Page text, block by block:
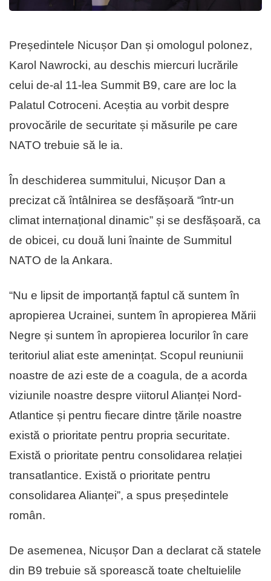
Președintele Nicușor Dan și omologul polonez,
Karol Nawrocki, au deschis miercuri lucrările
celui de-al 11-lea Summit B9, care are loc la
Palatul Cotroceni. Aceștia au vorbit despre
provocările de securitate și măsurile pe care
NATO trebuie să le ia.
În deschiderea summitului, Nicușor Dan a
precizat că întâlnirea se desfășoară “într-un
climat internațional dinamic” și se desfășoară, ca
de obicei, cu două luni înainte de Summitul
NATO de la Ankara.
“Nu e lipsit de importanță faptul că suntem în
apropierea Ucrainei, suntem în apropierea Mării
Negre și suntem în apropierea locurilor în care
teritoriul aliat este amenințat. Scopul reuniunii
noastre de azi este de a coagula, de a acorda
viziunile noastre despre viitorul Alianței Nord-
Atlantice și pentru fiecare dintre țările noastre
există o prioritate pentru propria securitate.
Există o prioritate pentru consolidarea relației
transatlantice. Există o prioritate pentru
consolidarea Alianței”, a spus președintele
român.
De asemenea, Nicușor Dan a declarat că statele
din B9 trebuie să sporească toate cheltuielile